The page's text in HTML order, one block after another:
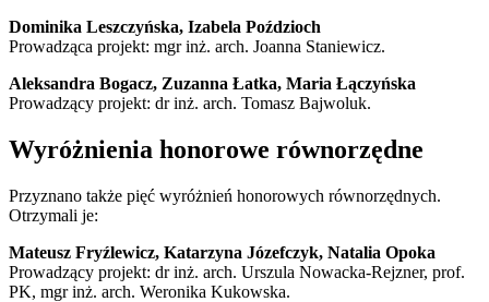
Dominika Leszczyńska, Izabela Poździoch
Prowadząca projekt: mgr inż. arch. Joanna Staniewicz.
Aleksandra Bogacz, Zuzanna Łatka, Maria Łączyńska
Prowadzący projekt: dr inż. arch. Tomasz Bajwoluk.
Wyróżnienia honorowe równorzędne
Przyznano także pięć wyróżnień honorowych równorzędnych.
Otrzymali je:
Mateusz Fryźlewicz, Katarzyna Józefczyk, Natalia Opoka
Prowadzący projekt: dr inż. arch. Urszula Nowacka-Rejzner, prof.
PK, mgr inż. arch. Weronika Kukowska.